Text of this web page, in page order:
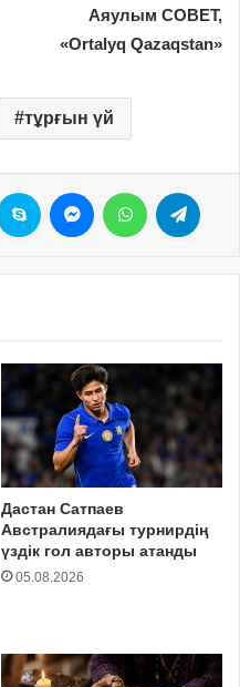
Аяулым СОВЕТ,
«Ortalyq Qazaqstan»
тұрғын үй
Дастан Сатпаев
Австралиядағы турнирдің
үздік гол авторы атанды
05.08.2026